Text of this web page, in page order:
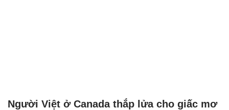
Người Việt ở Canada thắp lửa cho giấc mơ